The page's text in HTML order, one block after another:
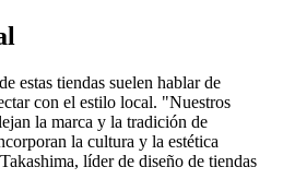
estas tiendas suelen hablar de
con el estilo local. "Nuestros
la marca y la tradición de
la cultura y la estética
líder de diseño de tiendas